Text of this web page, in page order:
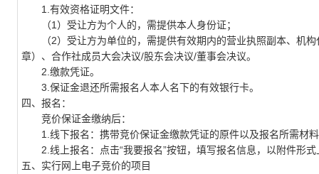
1.有效资格证明文件：
（1）受让方为个人的，需提供本人身份证；
（2）受让方为单位的，需提供有效期内的营业执照副本、机构
章）、合作社成员大会决议/股东会决议/董事会决议。
2.缴款凭证。
3.保证金退还所需报名人本人名下的有效银行卡。
四、报名：
竞价保证金缴纳后：
1.线下报名：携带竞价保证金缴款凭证的原件以及报名所需材
2.线上报名：点击“我要报名”按钮，填写报名信息，以附件形式
五、实行网上电子竞价的项目